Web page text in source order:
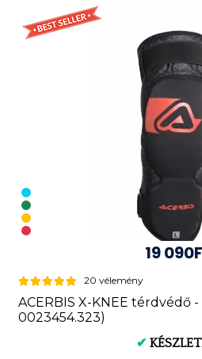
19
20 vélemény
ACERBIS X-KNEE térdvédő -
0023454.323)
✔